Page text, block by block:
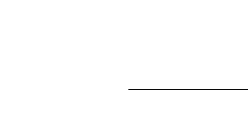
Das Fuel EX 9.9
geschaffen ist.